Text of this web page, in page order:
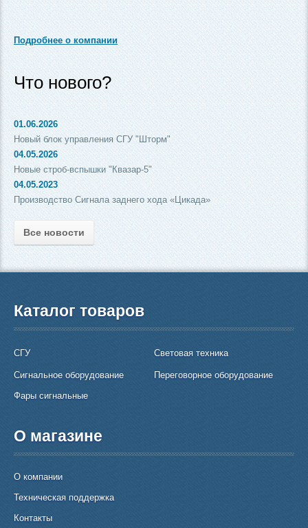
Подробнее о компании
Что нового?
01.06.2026
Новый блок управления СГУ "Шторм"
04.05.2026
Новые строб-вспышки "Квазар-5"
04.05.2023
Производство Сигнала заднего хода «Цикада»
Все новости
Каталог товаров
СГУ Световая техника
Сигнальное оборудование
Переговорное оборудование
Фары сигнальные
О магазине
О компании
Техническая поддержка
Контакты